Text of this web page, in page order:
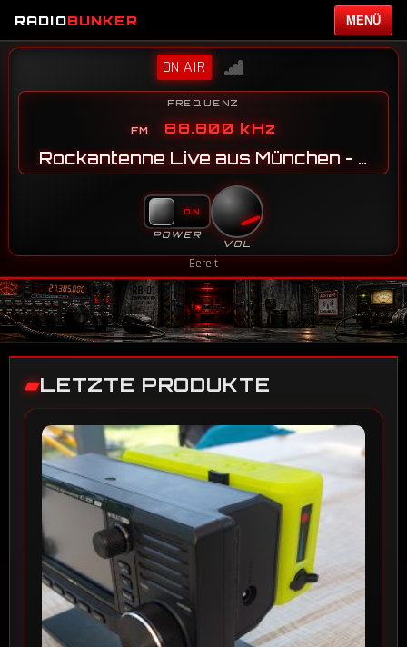
RADIOBUNKER MENÜ
ON AIR
FREQUENZ
88.800 kHz
Rockantenne Live aus München - JN58SG
POWER
VOL
Bereit
LETZTE PRODUKTE